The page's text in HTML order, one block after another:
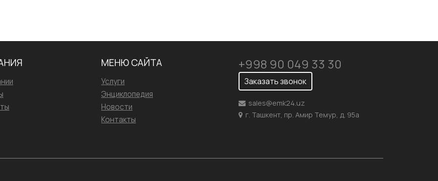
+998 90 049 33 30
Заказать звонок
sales@emk24.uz
г. Ташкент, пр. Амир Темур, д. 95а
МЕНЮ САЙТА
Услуги
Энциклопедия
Новости
Контакты